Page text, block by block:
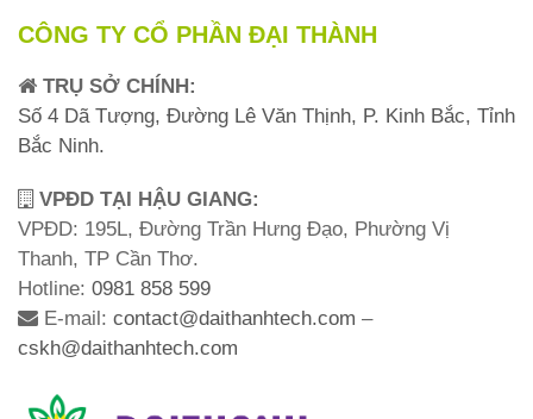
CÔNG TY CỔ PHẦN ĐẠI THÀNH
TRỤ SỞ CHÍNH:
Số 4 Dã Tượng, Đường Lê Văn Thịnh, P. Kinh Bắc, Tỉnh
Bắc Ninh.
VPĐD TẠI HẬU GIANG:
VPĐD: 195L, Đường Trần Hưng Đạo, Phường Vị
Thanh, TP Cần Thơ.
Hotline: 0981 858 599
E-mail: contact@daithanhtech.com –
cskh@daithanhtech.com